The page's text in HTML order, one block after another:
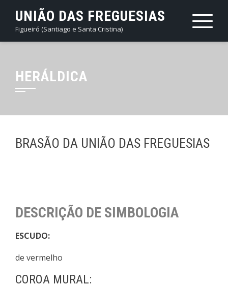
content
UNIÃO DAS FREGUESIAS
Figueiró (Santiago e Santa Cristina)
HERÁLDICA
BRASÃO DA UNIÃO DAS FREGUESIAS
DESCRIÇÃO DE SIMBOLOGIA
ESCUDO:
de vermelho
COROA MURAL: